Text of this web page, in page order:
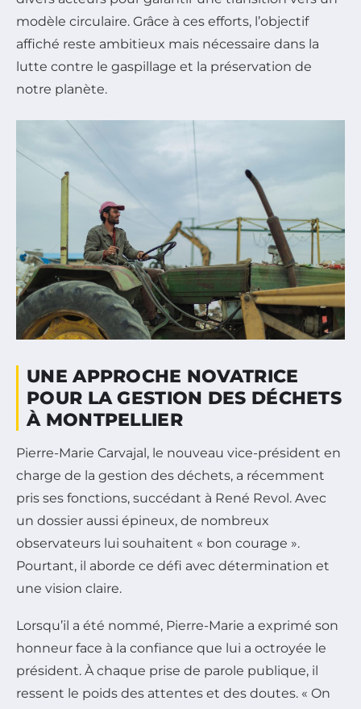
modèle circulaire. Grâce à ces efforts, l’objectif
affiché reste ambitieux mais nécessaire dans la
lutte contre le gaspillage et la préservation de
notre planète.
UNE APPROCHE NOVATRICE
POUR LA GESTION DES DÉCHETS
À MONTPELLIER
Pierre-Marie Carvajal, le nouveau vice-président en
charge de la gestion des déchets, a récemment
pris ses fonctions, succédant à René Revol. Avec
un dossier aussi épineux, de nombreux
observateurs lui souhaitent « bon courage ».
Pourtant, il aborde ce défi avec détermination et
une vision claire.
Lorsqu’il a été nommé, Pierre-Marie a exprimé son
honneur face à la confiance que lui a octroyée le
président. À chaque prise de parole publique, il
ressent le poids des attentes et des doutes. « On